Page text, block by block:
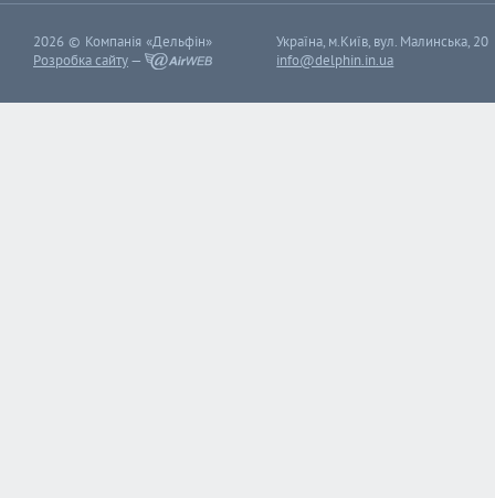
2026 © Компанія «Дельфін»
Розробка сайту—
Україна, м.Київ, вул. Малинська, 20
info@delphin.in.ua